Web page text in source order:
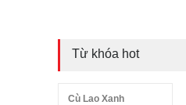
Từ khóa hot
Cù Lao Xanh